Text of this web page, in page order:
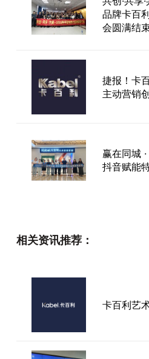
品牌卡百
会圆满结
捷报！卡
主动营销
赢在同城
抖音赋能
春—卡百
相关资讯推荐：
卡百利艺